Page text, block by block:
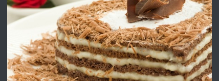
преди 10 месеца
ПРЕДЛАГА
Професионална броячна машина -
със сертификат от ЕЦБ
преди 1 година